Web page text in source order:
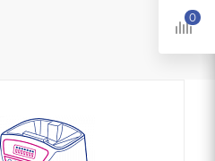
0